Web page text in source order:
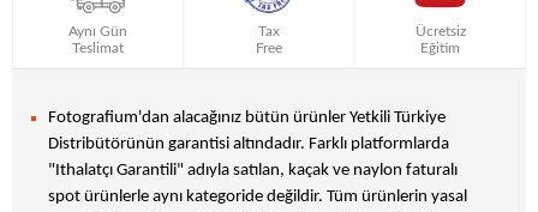
Aynı Gün
Teslimat
Tax
Free
Ücretsiz
Eğitim
Fotografium'dan alacağınız bütün ürünler Yetkili Türkiye
Distribütörünün garantisi altındadır. Farklı platformlarda
"Ithalatçı Garantili" adıyla satılan, kaçak ve naylon faturalı
spot ürünlerle aynı kategoride değildir. Tüm ürünlerin yasal